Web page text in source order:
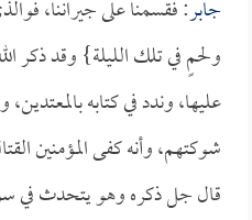
جابر: فقسمنا على جيراننا،
ولحمٍ في تلك الليلة} وقد ذكر
عليها، وندد في كتابه
شوكتهم، وأنه كفى المؤمنين
قال جل ذكره وهو يتحدث في